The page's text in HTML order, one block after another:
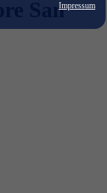
Impressum
San